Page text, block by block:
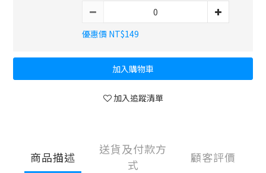
優惠價 NT$149
加入購物車
加入追蹤清單
商品描述
送貨及付款方
式
顧客評價